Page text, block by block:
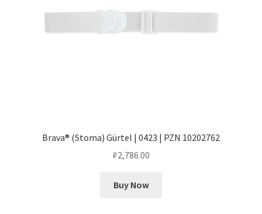
Brava® (Stoma) Gürtel | 0423 | PZN 10202762
₽2,786.00
Buy Now